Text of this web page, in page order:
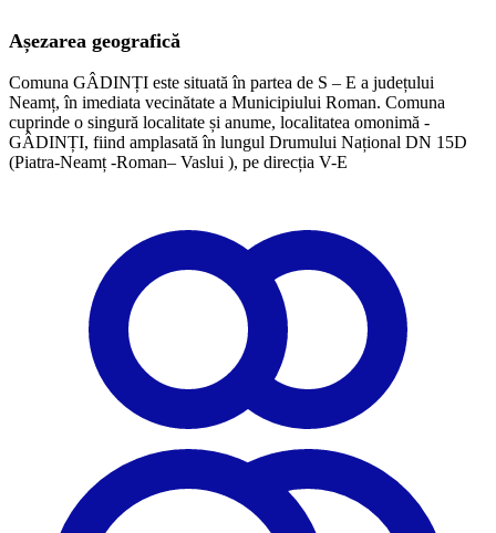
Așezarea geografică
Comuna GÂDINȚI este situată în partea de S – E a județului
Neamț, în imediata vecinătate a Municipiului Roman. Comuna
cuprinde o singură localitate și anume, localitatea omonimă -
GÂDINȚI, fiind amplasată în lungul Drumului Național DN 15D
(Piatra-Neamț -Roman– Vaslui ), pe direcția V-E